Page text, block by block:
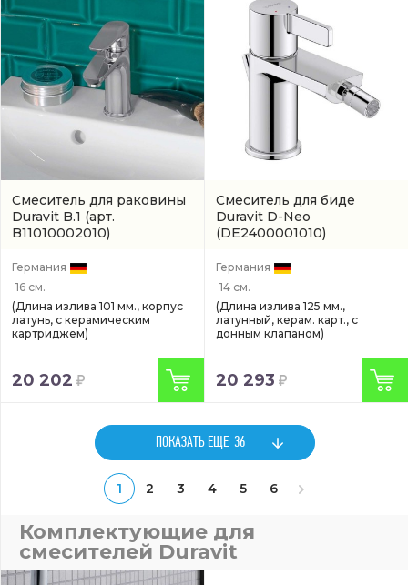
Смеситель для раковины
Duravit B.1 (арт.
B11010002010)
Германия
16 см.
(Длина излива 101 мм., корпус
латунь, с керамическим
картриджем)
20 202
Смеситель для биде
Duravit D-Neo
(DE2400001010)
Германия
14 см.
(Длина излива 125 мм.,
латунный, керам. карт., с
донным клапаном)
20 293
ПОКАЗАТЬ ЕЩЕ 36
1 2 3 4 5 6
Комплектующие для
смесителей Duravit